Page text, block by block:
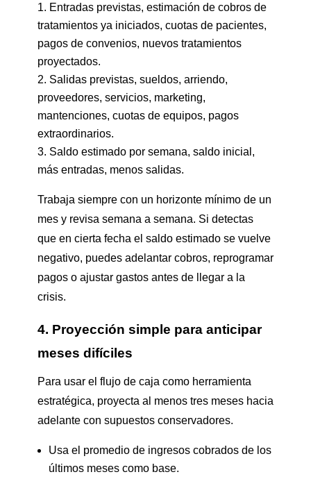
Entradas previstas, estimación de cobros de
tratamientos ya iniciados, cuotas de pacientes,
pagos de convenios, nuevos tratamientos
proyectados.
Salidas previstas, sueldos, arriendo,
proveedores, servicios, marketing,
mantenciones, cuotas de equipos, pagos
extraordinarios.
Saldo estimado por semana, saldo inicial,
más entradas, menos salidas.
Trabaja siempre con un horizonte mínimo de un
mes y revisa semana a semana. Si detectas
que en cierta fecha el saldo estimado se vuelve
negativo, puedes adelantar cobros, reprogramar
pagos o ajustar gastos antes de llegar a la
crisis.
4. Proyección simple para anticipar
meses difíciles
Para usar el flujo de caja como herramienta
estratégica, proyecta al menos tres meses hacia
adelante con supuestos conservadores.
Usa el promedio de ingresos cobrados de los
últimos meses como base.